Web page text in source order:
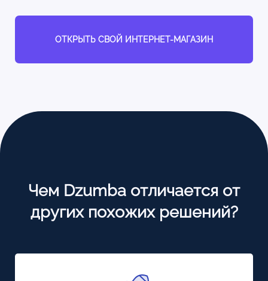
ОТКРЫТЬ СВОЙ ИНТЕРНЕТ-МАГАЗИН
Чем Dzumba отличается от
других похожих решений?